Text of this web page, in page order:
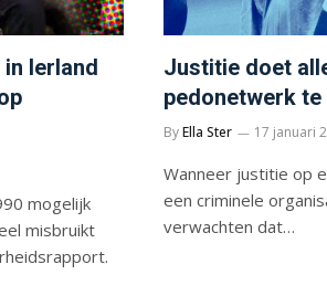
Ierland
mogelijk
misbruikt
Justitie doet
pedonetwerk
ByElla Ster 17 januari
Wanneer justitie op
een criminele
verwachten dat…